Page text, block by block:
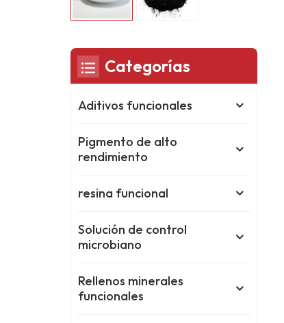
Categorías
Aditivos funcionales
Pigmento de alto
rendimiento
resina funcional
Solución de control
microbiano
Rellenos minerales
funcionales